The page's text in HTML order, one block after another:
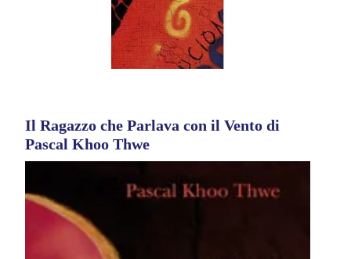
Il Ragazzo che Parlava con il Vento di
Pascal Khoo Thwe